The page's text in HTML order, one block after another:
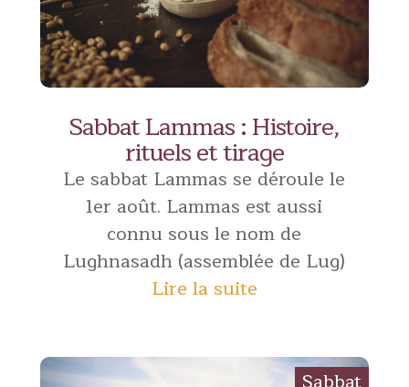
Sabbat Lammas : Histoire,
rituels et tirage
Le sabbat Lammas se déroule le
1er août. Lammas est aussi
connu sous le nom de
Lughnasadh (assemblée de Lug)
Lire la suite